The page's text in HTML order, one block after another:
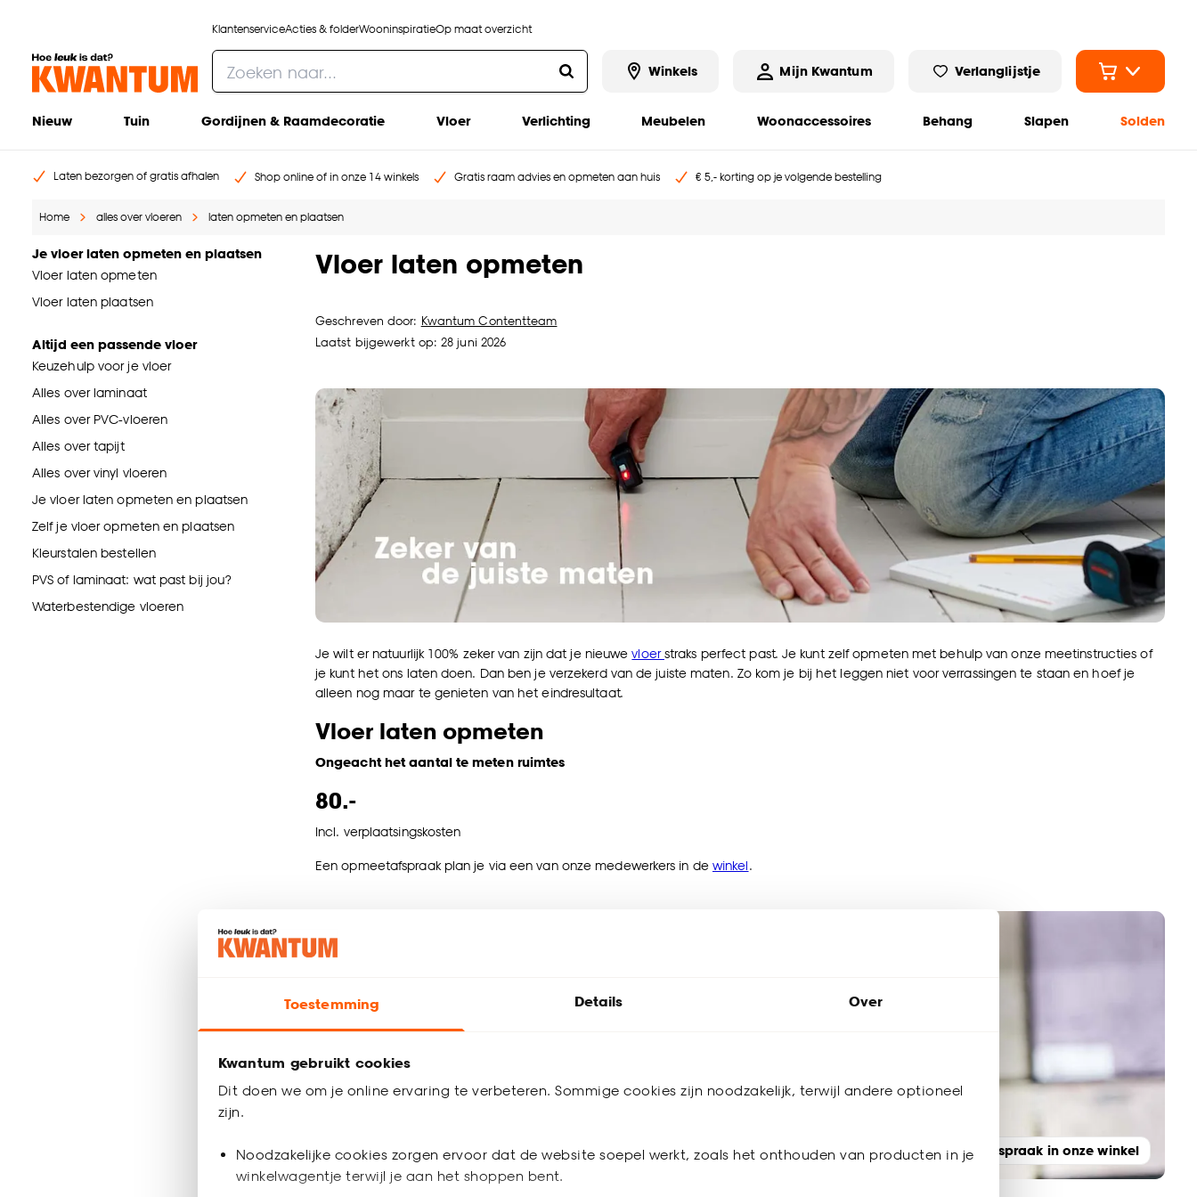
Toestemming Details Over
Kwantum gebruikt cookies
Dit doen we om je online ervaring te verbeteren. Sommige cookies zijn noodzakelijk, terwijl andere optioneel
zijn.
Noodzakelijke cookies zorgen ervoor dat de website soepel werkt, zoals het onthouden van producten in je
winkelwagentje terwijl je aan het shoppen bent.
KlantenserviceActies & folderWooninspiratieOp maat overzicht
Winkels Mijn Kwantum Verlanglijstje
Nieuw Tuin Gordijnen & Raamdecoratie Vloer Verlichting Meubelen Woonaccessoires Behang Slapen Solden
Laten bezorgen of gratis afhalen Shop online of in onze 14 winkels Gratis raam advies en opmeten aan huis € 5,- korting op je volgende bestelling
Home alles over vloeren laten opmeten en plaatsen
Je vloer laten opmeten en plaatsen
Vloer laten opmeten
Vloer laten plaatsen
Altijd een passende vloer
Keuzehulp voor je vloer
Alles over laminaat
Alles over PVC-vloeren
Alles over tapijt
Alles over vinyl vloeren
Je vloer laten opmeten en plaatsen
Zelf je vloer opmeten en plaatsen
Kleurstalen bestellen
PVS of laminaat: wat past bij jou?
Waterbestendige vloeren
Vloer laten opmeten
Geschreven door: Kwantum Contentteam
Laatst bijgewerkt op: 28 juni 2026
Je wilt er natuurlijk 100% zeker van zijn dat je nieuwevloerstraks perfect past. Je kunt zelf opmeten met behulp van onze meetinstructies of
je kunt het ons laten doen. Dan ben je verzekerd van de juiste maten. Zo kom je bij het leggen niet voor verrassingen te staan en hoef je
alleen nog maar te genieten van het eindresultaat.
Vloer laten opmeten
Ongeacht het aantal te meten ruimtes
80.-
Incl. verplaatsingskosten
Een opmeetafspraak plan je via een van onze medewerkers in de winkel.
Maak een afspraak in onze winkel